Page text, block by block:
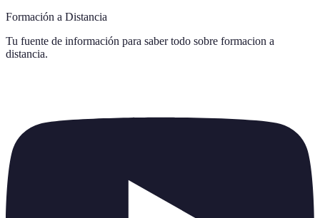
Formación a Distancia
Tu fuente de información para saber todo sobre formacion a
distancia.